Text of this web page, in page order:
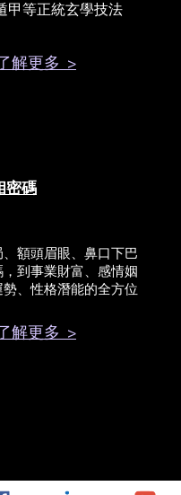
甲等正統玄學技法
解更多 >
密碼
額頭眉眼、鼻口下巴
到事業財富、感情姻
、性格潛能的全方位
解更多 >